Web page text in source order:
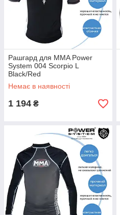
Рашгард для MMA Power
System 004 Scorpio L
Black/Red
Немає в наявності
1 194 ₴